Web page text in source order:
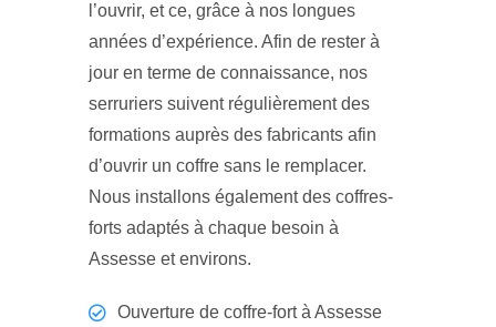
l’ouvrir, et ce, grâce à nos longues
années d’expérience. Afin de rester à
jour en terme de connaissance, nos
serruriers suivent régulièrement des
formations auprès des fabricants afin
d’ouvrir un coffre sans le remplacer.
Nous installons également des coffres-
forts adaptés à chaque besoin à
Assesse et environs.
Ouverture de coffre-fort à Assesse